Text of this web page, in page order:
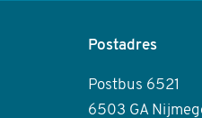
Postadres
Postbus 6521
6503 GA